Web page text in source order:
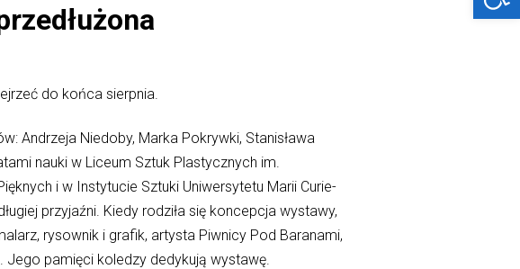
do końca sierpnia.
Andrzeja Niedoby, Marka Pokrywki, Stanisława
nauki w Liceum Sztuk Plastycznych im.
i w Instytucie Sztuki Uniwersytetu Marii Curie-
przyjaźni. Kiedy rodziła się koncepcja wystawy,
rysownik i grafik, artysta Piwnicy Pod Baranami,
pamięci koledzy dedykują wystawę.